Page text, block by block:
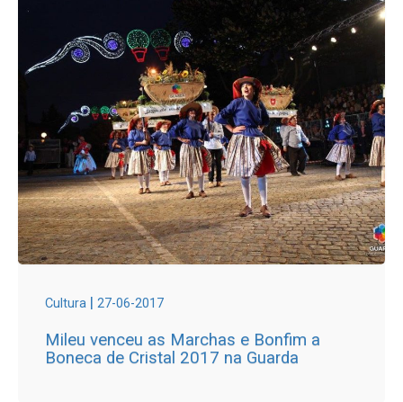
Cultura | 27-06-2017
Mileu venceu as Marchas e Bonfim a
Boneca de Cristal 2017 na Guarda